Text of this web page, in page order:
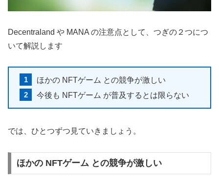
Decentraland や MANA の注意点として、つぎの２つにつ
いて解説します
ほかの NFTゲーム との競争が激しい
今後も NFTゲーム が普及するとは限らない
では、ひとつずつ見ていきましょう。
ほかの NFTゲーム との競争が激しい